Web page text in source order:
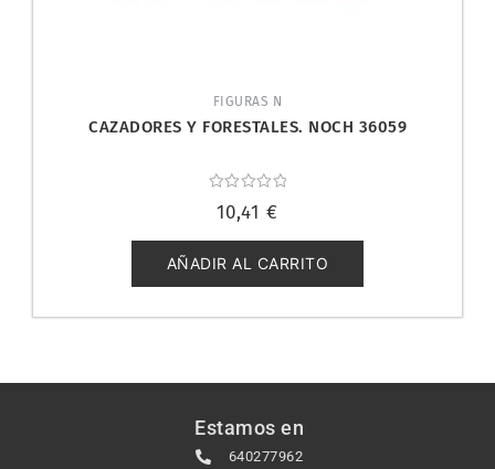
FIGURAS N
CAZADORES Y FORESTALES. NOCH 36059
con
de
5
10,41 €
AÑADIR AL CARRITO
Estamos en
640277962